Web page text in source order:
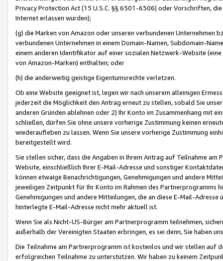
Privacy Protection Act (15 U.S.C. §§ 6501-6506) oder Vorschriften,
Internet erlassen wurden);
(g) die Marken von Amazon oder unseren verbundenen Unternehmen
verbundenen Unternehmen in einem Domain-Namen, Subdomain-
einem anderen Identifikator auf einer sozialen Netzwerk-Website
von Amazon-Marken) enthalten; oder
(h) die anderweitig geistige Eigentumsrechte verletzen.
Ob eine Website geeignet ist, legen wir nach unserem alleinigen
jederzeit die Möglichkeit den Antrag erneut zu stellen, sobald Sie
anderen Gründen ablehnen oder 2) Ihr Konto im Zusammenhang mit
schließen, dürfen Sie ohne unsere vorherige Zustimmung keinen
wiederaufleben zu lassen. Wenn Sie unsere vorherige Zustimmung
bereitgestellt wird.
Sie stellen sicher, dass die Angaben in Ihrem Antrag auf Teilnahme
Website, einschließlich Ihrer E-Mail-Adresse und sonstiger
können etwaige Benachrichtigungen, Genehmigungen und andere
jeweiligen Zeitpunkt für Ihr Konto im Rahmen des Partnerprogramms
Genehmigungen und andere Mitteilungen, die an diese E-Mail-
hinterlegte E-Mail-Adresse nicht mehr aktuell ist.
Wenn Sie als Nicht-US-Bürger am Partnerprogramm teilnehmen,
außerhalb der Vereinigten Staaten erbringen, es sei denn, Sie haben
Die Teilnahme am Partnerprogramm ist kostenlos und wir stellen auf
erfolgreichen Teilnahme zu unterstützen. Wir haben zu keinem